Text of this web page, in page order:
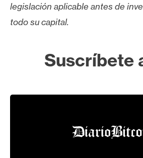
legislación aplicable antes de
todo su capital.
Suscríbete